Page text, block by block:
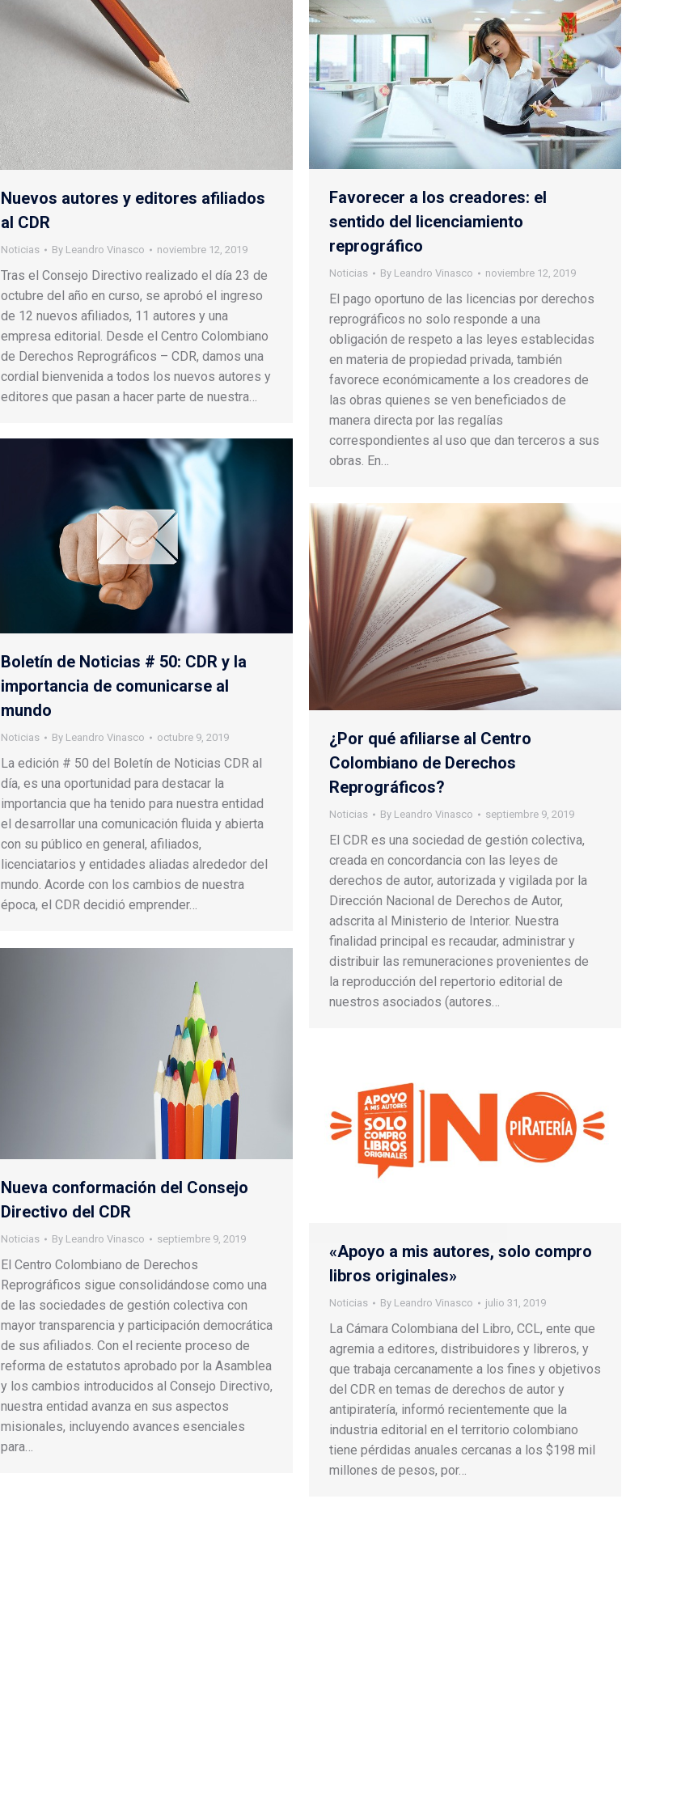
Nuevos autores y editores afiliados
al CDR
Noticias By Leandro Vinasco noviembre 12, 2019
Tras el Consejo Directivo realizado el día 23 de
octubre del año en curso, se aprobó el ingreso
de 12 nuevos afiliados, 11 autores y una
empresa editorial. Desde el Centro Colombiano
de Derechos Reprográficos – CDR, damos una
cordial bienvenida a todos los nuevos autores y
editores que pasan a hacer parte de nuestra…
Favorecer a los creadores: el
sentido del licenciamiento
reprográfico
Noticias By Leandro Vinasco noviembre 12, 2019
El pago oportuno de las licencias por derechos
reprográficos no solo responde a una
obligación de respeto a las leyes establecidas
en materia de propiedad privada, también
favorece económicamente a los creadores de
las obras quienes se ven beneficiados de
manera directa por las regalías
correspondientes al uso que dan terceros a sus
obras. En…
Boletín de Noticias # 50: CDR y la
importancia de comunicarse al
mundo
Noticias By Leandro Vinasco octubre 9, 2019
La edición # 50 del Boletín de Noticias CDR al
día, es una oportunidad para destacar la
importancia que ha tenido para nuestra entidad
el desarrollar una comunicación fluida y abierta
con su público en general, afiliados,
licenciatarios y entidades aliadas alrededor del
mundo. Acorde con los cambios de nuestra
época, el CDR decidió emprender…
¿Por qué afiliarse al Centro
Colombiano de Derechos
Reprográficos?
Noticias By Leandro Vinasco septiembre 9, 2019
El CDR es una sociedad de gestión colectiva,
creada en concordancia con las leyes de
derechos de autor, autorizada y vigilada por la
Dirección Nacional de Derechos de Autor,
adscrita al Ministerio de Interior. Nuestra
finalidad principal es recaudar, administrar y
distribuir las remuneraciones provenientes de
la reproducción del repertorio editorial de
nuestros asociados (autores…
Nueva conformación del Consejo
Directivo del CDR
Noticias By Leandro Vinasco septiembre 9, 2019
El Centro Colombiano de Derechos
Reprográficos sigue consolidándose como una
de las sociedades de gestión colectiva con
mayor transparencia y participación democrática
de sus afiliados. Con el reciente proceso de
reforma de estatutos aprobado por la Asamblea
y los cambios introducidos al Consejo Directivo,
nuestra entidad avanza en sus aspectos
misionales, incluyendo avances esenciales
para…
«Apoyo a mis autores, solo compro
libros originales»
Noticias By Leandro Vinasco julio 31, 2019
La Cámara Colombiana del Libro, CCL, ente que
agremia a editores, distribuidores y libreros, y
que trabaja cercanamente a los fines y objetivos
del CDR en temas de derechos de autor y
antipiratería, informó recientemente que la
industria editorial en el territorio colombiano
tiene pérdidas anuales cercanas a los $198 mil
millones de pesos, por…